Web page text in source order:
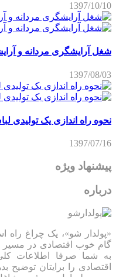
1397/
آرایشگری مردانه و
1397/
راه اندازی یک تولیدی لباس
1397/
ویژه
شو»، یک چراغ راه
خوب اقتصادی در مسیر
شما صرفا اطلاعات کلی
را برایتان توضیح